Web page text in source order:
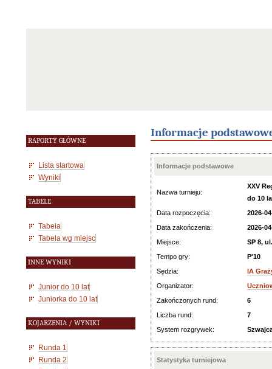
RAPORTY GŁÓWNE
Lista startowa
Wyniki
TABELE
Tabela
Tabela wg miejsc
INNE WYNIKI
Junior do 10 lat
Juniorka do 10 lat
KOJARZENIA / WYNIKI
Runda 1
Runda 2
Informacje
Informacje podstawowe
Nazwa turnieju:
XXV
do 10
Data rozpoczęcia:
2026-
Data zakończenia:
2026-
Miejsce:
SP 8,
Tempo gry:
P'10
Sędzia:
IA
Organizator:
Zakończonych rund:
6
Liczba rund:
7
System rozgrywek:
Statystyka turniejowa